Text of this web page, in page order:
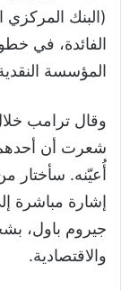
(البنك
الفائدة، في
المؤسسة
وقال ترامب
شعرت أن أحدهم
أُعيّنه. سأختار
إشارة مباشرة
جيروم باول،
والاقتصادية.